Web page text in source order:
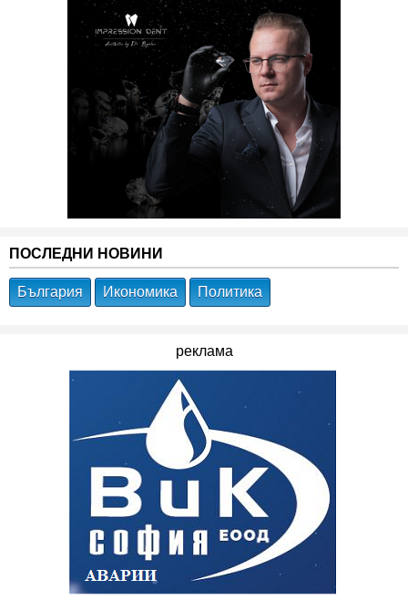
ПОСЛЕДНИ НОВИНИ
България Икономика Политика
реклама